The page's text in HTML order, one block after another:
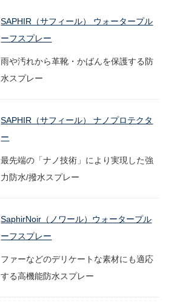
SAPHIR（サフィール） ウォータープル
ーフスプレー
雨や汚れから革靴・かばんを保護する防
水スプレー
SAPHIR（サフィール） ナノプロテクタ
ー
最先端の「ナノ技術」により実現した強
力防水/撥水スプレー
SaphirNoir（ノワール）ウォータープル
ーフスプレー
ファーなどのデリケートな素材にも適応
する高機能防水スプレー